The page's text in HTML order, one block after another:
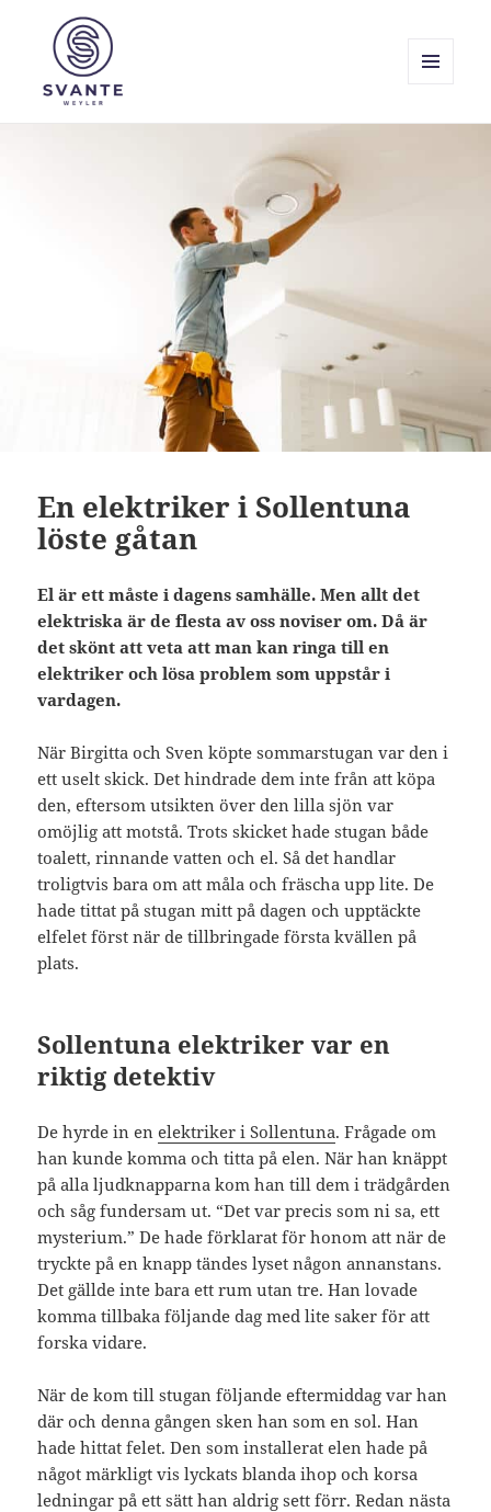
WIDGETS
En elektriker i Sollentuna
löste gåtan
El är ett måste i dagens samhälle. Men allt det
elektriska är de flesta av oss noviser om. Då är
det skönt att veta att man kan ringa till en
elektriker och lösa problem som uppstår i
vardagen.
När Birgitta och Sven köpte sommarstugan var den i
ett uselt skick. Det hindrade dem inte från att köpa
den, eftersom utsikten över den lilla sjön var
omöjlig att motstå. Trots skicket hade stugan både
toalett, rinnande vatten och el. Så det handlar
troligtvis bara om att måla och fräscha upp lite. De
hade tittat på stugan mitt på dagen och upptäckte
elfelet först när de tillbringade första kvällen på
plats.
Sollentuna elektriker var en
riktig detektiv
De hyrde in enelektriker i Sollentuna. Frågade om
han kunde komma och titta på elen. När han knäppt
på alla ljudknapparna kom han till dem i trädgården
och såg fundersam ut. “Det var precis som ni sa, ett
mysterium.” De hade förklarat för honom att när de
tryckte på en knapp tändes lyset någon annanstans.
Det gällde inte bara ett rum utan tre. Han lovade
komma tillbaka följande dag med lite saker för att
forska vidare.
När de kom till stugan följande eftermiddag var han
där och denna gången sken han som en sol. Han
hade hittat felet. Den som installerat elen hade på
något märkligt vis lyckats blanda ihop och korsa
ledningar på ett sätt han aldrig sett förr. Redan nästa